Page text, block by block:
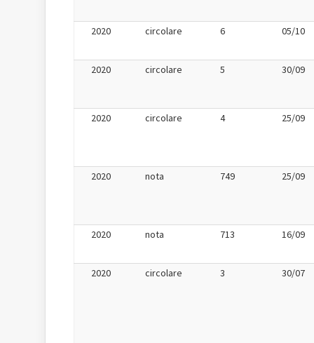
2020 circolare 6 05/10
2020 circolare 5 30/09
2020 circolare 4 25/09
2020 nota 749 25/09
2020 nota 713 16/09
2020 circolare 3 30/07